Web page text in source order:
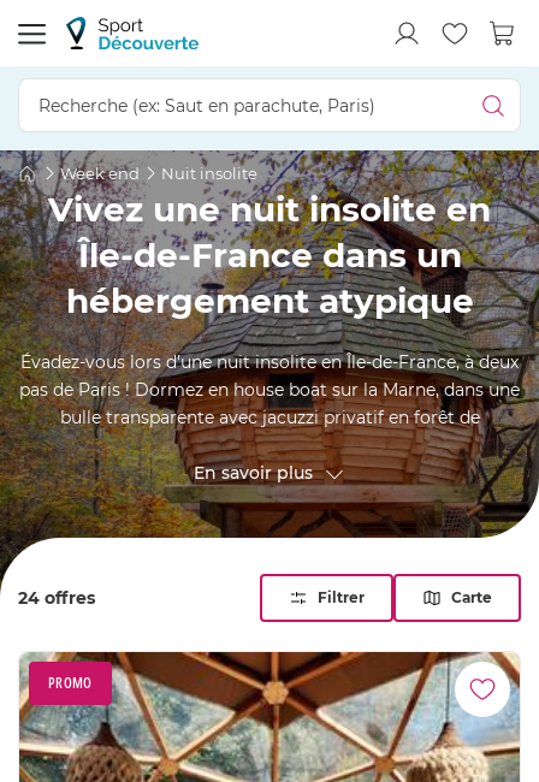
Week end Nuit insolite
Vivez une nuit insolite en
Île-de-France dans un
hébergement atypique
Évadez-vous lors d'une nuit insolite en Île-de-France, à deux
pas de Paris ! Dormez en house boat sur la Marne, dans une
bulle transparente avec jacuzzi privatif en forêt de
Fontainebleau, ou perché dans une cabane dans les arbres
près d'Étampes. Ces hébergements extraordinaires
transforment votre escapade francilienne en aventure
mémorable. Entre nature préservée et originalité,
En savoir plus
24 offres Filtrer Carte
PROMO